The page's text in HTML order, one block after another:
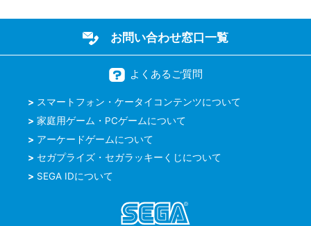
お問い合わせ窓口一覧
よくあるご質問
スマートフォン・ケータイコンテンツについて
家庭用ゲーム・PCゲームについて
アーケードゲームについて
セガプライズ・セガラッキーくじについて
SEGA IDについて